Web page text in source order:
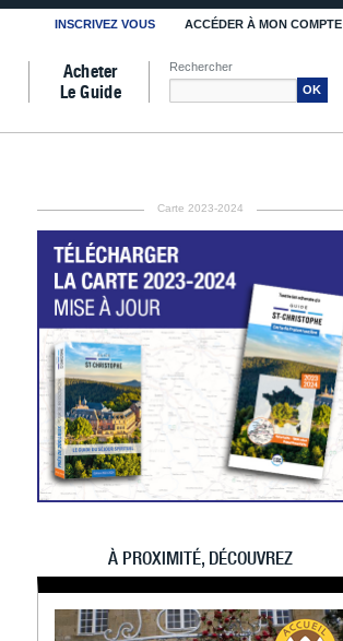
INSCRIVEZ VOUS ACCÉDER À MON COMPTE
Acheter
Le Guide
Rechercher
OK
Carte 2023-2024
À PROXIMITÉ, DÉCOUVREZ